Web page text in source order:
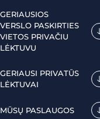
GERIAUSIOS
VERSLO PASKIRTIES
VIETOS PRIVAČIU
LĖKTUVU
GERIAUSI PRIVATŪS
LĖKTUVAI
MŪSŲ PASLAUGOS